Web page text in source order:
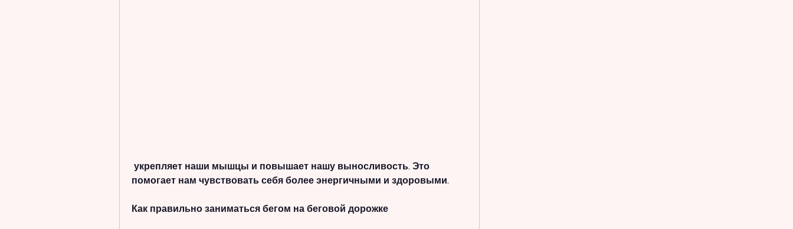
помогает нам чувствовать себя более энергичными и здоровыми.
Как правильно заниматься бегом на беговой дорожке